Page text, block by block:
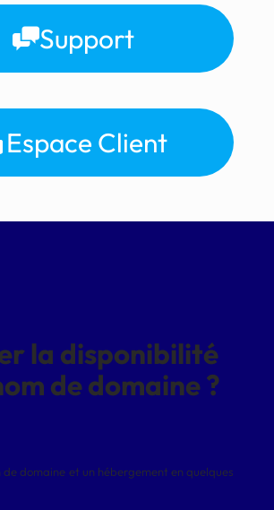
Support
Espace Client
la disponibilité
de domaine ?
de domaine et un hébergement en quelques